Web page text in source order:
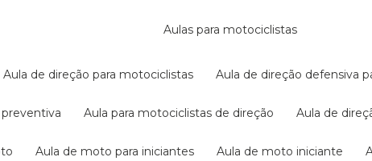
aulas para motociclistas
aula de direção para motociclistas aula de direção defensiva
preventiva aula para motociclistas de direção aula de
aula de moto para iniciantes aula de moto iniciante